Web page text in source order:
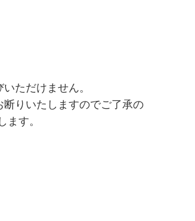
ただけません。
りいたしますのでご了承の
ます。